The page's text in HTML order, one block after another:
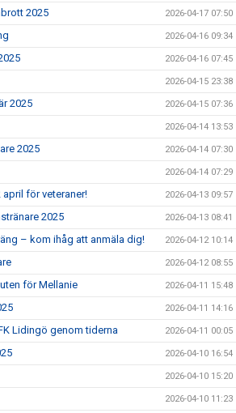
2025 2026-04-17 07:50
2026-04-16 09:34
2026-04-16 07:45
2026-04-15 23:38
2025 2026-04-15 07:36
2026-04-14 13:53
2025 2026-04-14 07:30
2026-04-14 07:29
för veteraner! 2026-04-13 09:57
2025 2026-04-13 08:41
– kom ihåg att anmäla dig! 2026-04-12 10:14
2026-04-12 08:55
för Mellanie 2026-04-11 15:48
2026-04-11 14:16
Lidingö genom tiderna 2026-04-11 00:05
2026-04-10 16:54
2026-04-10 15:20
2026-04-10 11:23